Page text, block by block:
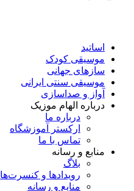
اساتید
موسیقی کودک
سازهای جهانی
موسیقی سنتی ایرانی
آواز و صداسازی
درباره الهام موزیک
درباره ما
ارکستر آموزشگاه
تماس با ما
منابع و رسانه
بلاگ
رویدادها و کنسرت‌ها
منابع و رسانه